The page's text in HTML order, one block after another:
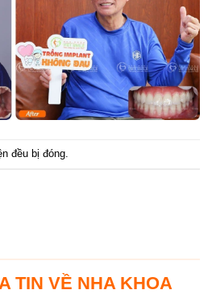
đều bị đóng.
TIN VỀ NHA KHOA